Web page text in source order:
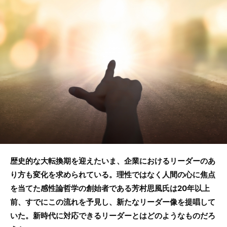
b
o
o
k
歴史的な大転換期を迎えたいま、企業におけるリーダーのあ
り方も変化を求められている。理性ではなく人間の心に焦点
を当てた感性論哲学の創始者である芳村思風氏は20年以上
前、すでにこの流れを予見し、新たなリーダー像を提唱して
いた。新時代に対応できるリーダーとはどのようなものだろ